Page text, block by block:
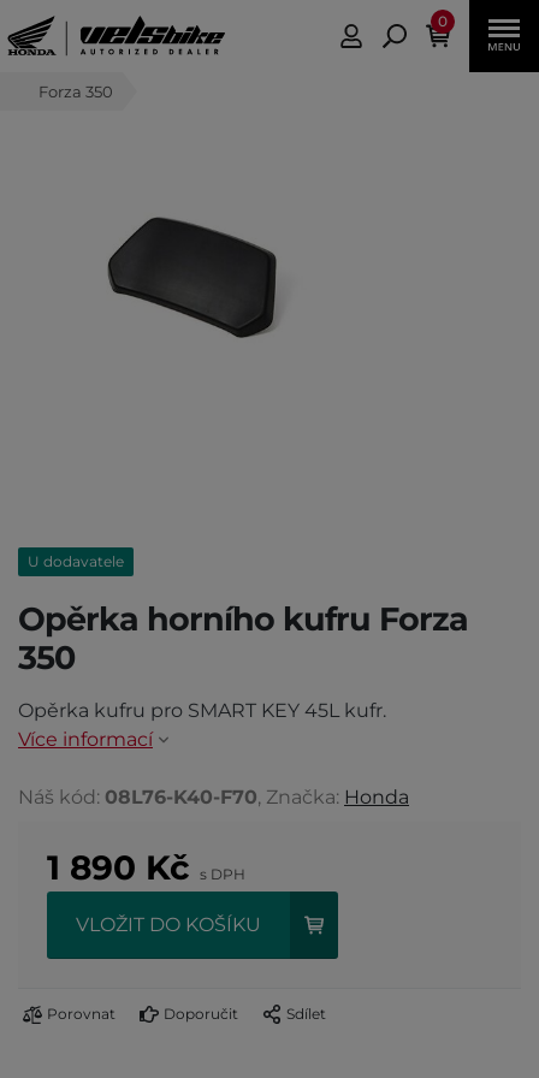
0
Forza 350
U dodavatele
Opěrka horního kufru Forza
350
Opěrka kufru pro SMART KEY 45L kufr.
Více informací
Náš kód: 08L76-K40-F70, Značka: Honda
1 890 Kč s DPH
VLOŽIT DO KOŠÍKU
Porovnat Doporučit Sdílet